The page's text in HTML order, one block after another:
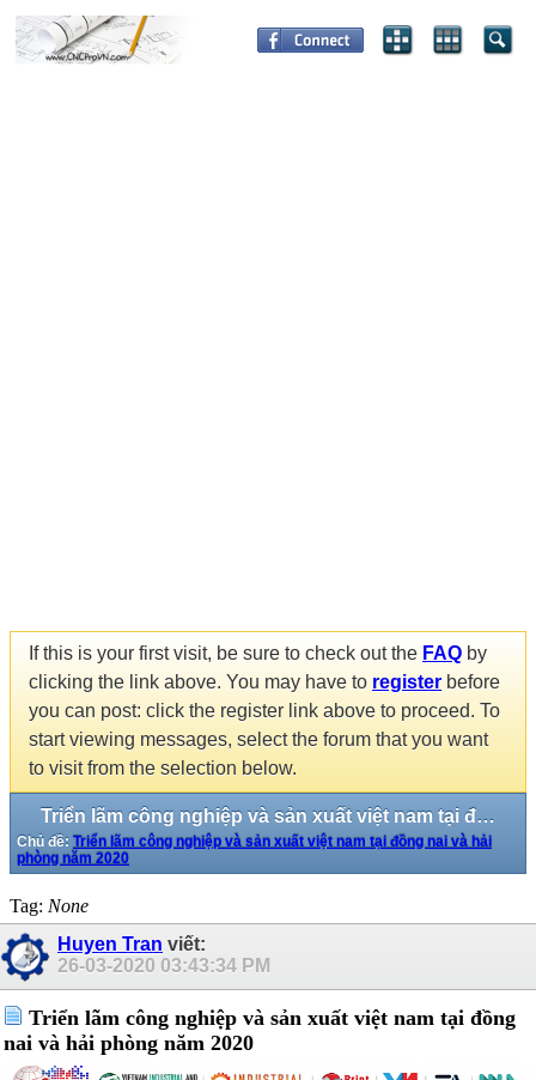
If this is your first visit, be sure to check out the FAQ by
clicking the link above. You may have to register before
you can post: click the register link above to proceed. To
start viewing messages, select the forum that you want
to visit from the selection below.
Triển lãm công nghiệp và sản xuất việt nam tại đồng nai và hải phòng năm 2020
Chủ đề: Triển lãm công nghiệp và sản xuất việt nam tại đồng nai và hải
phòng năm 2020
Tag: None
Huyen Tran viết:
26-03-2020 03:43:34 PM
Triển lãm công nghiệp và sản xuất việt nam tại đồng
nai và hải phòng năm 2020